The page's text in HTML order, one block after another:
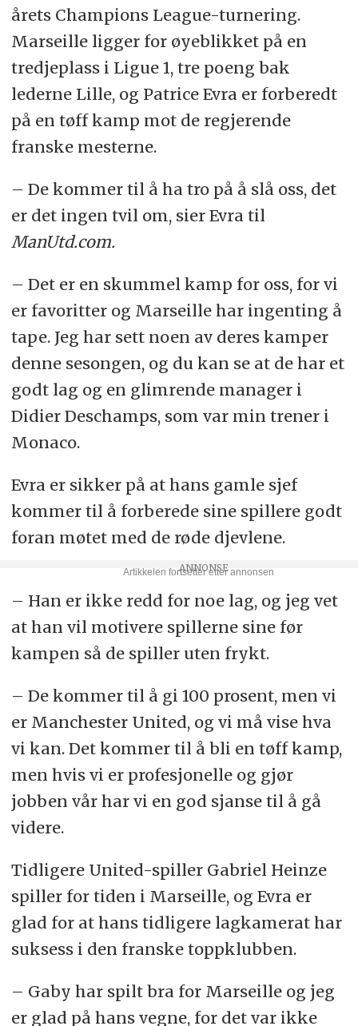
årets Champions League-turnering.
Marseille ligger for øyeblikket på en
tredjeplass i Ligue 1, tre poeng bak
lederne Lille, og Patrice Evra er forberedt
på en tøff kamp mot de regjerende
franske mesterne.
– De kommer til å ha tro på å slå oss, det
er det ingen tvil om, sier Evra til
ManUtd.com.
– Det er en skummel kamp for oss, for vi
er favoritter og Marseille har ingenting å
tape. Jeg har sett noen av deres kamper
denne sesongen, og du kan se at de har et
godt lag og en glimrende manager i
Didier Deschamps, som var min trener i
Monaco.
Evra er sikker på at hans gamle sjef
kommer til å forberede sine spillere godt
foran møtet med de røde djevlene.
– Han er ikke redd for noe lag, og jeg vet
at han vil motivere spillerne sine før
kampen så de spiller uten frykt.
– De kommer til å gi 100 prosent, men vi
er Manchester United, og vi må vise hva
vi kan. Det kommer til å bli en tøff kamp,
men hvis vi er profesjonelle og gjør
jobben vår har vi en god sjanse til å gå
videre.
Tidligere United-spiller Gabriel Heinze
spiller for tiden i Marseille, og Evra er
glad for at hans tidligere lagkamerat har
suksess i den franske toppklubben.
– Gaby har spilt bra for Marseille og jeg
er glad på hans vegne, for det var ikke